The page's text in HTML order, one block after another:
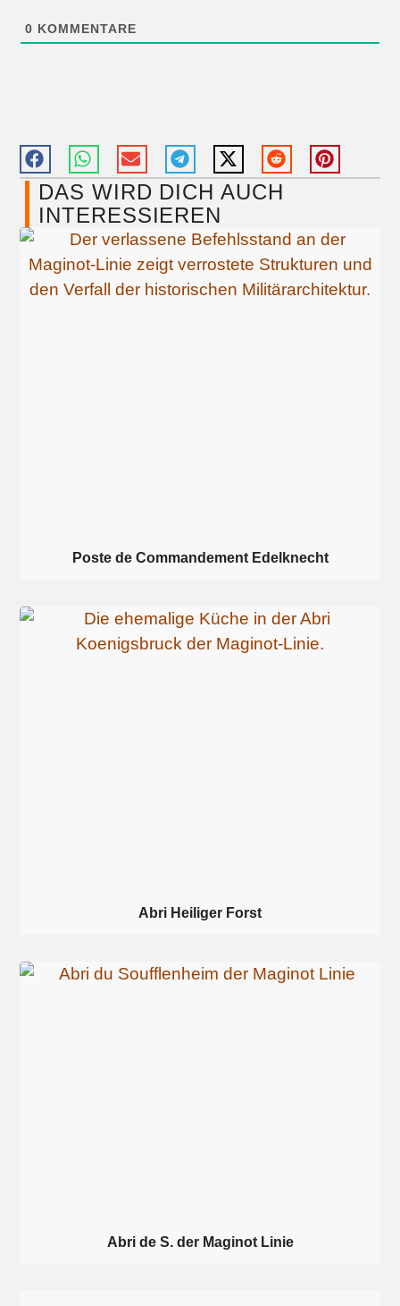
0 KOMMENTARE
DAS WIRD DICH AUCH
INTERESSIEREN​
Poste de Commandement Edelknecht
Abri Heiliger Forst
Abri de S. der Maginot Linie